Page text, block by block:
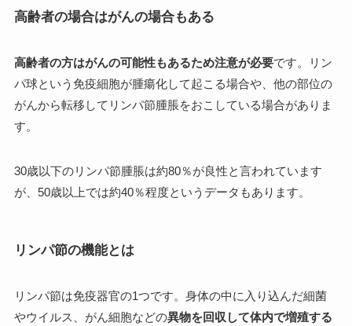
高齢者の場合はがんの場合もある
高齢者の方はがんの可能性もあるため注意が必要です。リン
パ球という免疫細胞が腫瘍化して起こる場合や、他の部位の
がんから転移してリンパ節腫脹をおこしている場合がありま
す。
30歳以下のリンパ節腫脹は約80％が良性と言われています
が、50歳以上では約40％程度というデータもあります。
リンパ節の機能とは
リンパ節は免疫器官の1つです。身体の中に入り込んだ細菌
やウイルス、がん細胞などの異物を回収して体内で増殖する